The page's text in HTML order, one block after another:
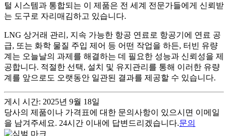
털 시스템과 통합되는 이 제품은 전 세계 전문가들에게 신뢰받
는 도구로 자리매김하고 있습니다.
LNG 상거래 관리, 지속 가능한 항공 연료로 항공기에 연료 공
급, 또는 화학 물질 주입 제어 등 어떤 작업을 하든, 터빈 유량
계는 오늘날의 과제를 해결하는 데 필요한 성능과 신뢰성을 제
공합니다. 적절한 선택, 설치 및 유지관리를 통해 이러한 유량
계를 앞으로도 오랫동안 일관된 결과를 제공할 수 있습니다.
게시 시간: 2025년 9월 18일
당사의 제품이나 가격표에 대한 문의사항이 있으시면 이메일
을 남겨주세요. 24시간 이내에 답변드리겠습니다.문의